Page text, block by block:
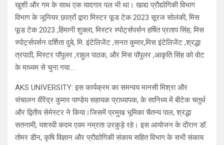
खुशी और गम के साथ एक यादगार पल भी था। खाद्य प्रौद्योगिकी विभाग
विभाग के जूनियर छात्रों द्वारा मिस्टर फूड टेक 2023 सूरज सोलंकी, मिस
फूड टेक 2023 ,हिमानी शुक्ला, मिस्टर स्पोर्ट्सपर्सन हर्षित प्रताप सिंह, मिस
स्पोर्ट्सपर्सन दर्शिता दुबे, मि. इंटेलिजेंट ,सनत कुमार,मिस इंटेलिजेंट ,श्रद्धा
त्रपाठी, मिस्टर पॉपुलर ,राहुल पाठक, और मिस पॉपुलर ,आकृति सिंह को वोट
के माध्यम से चुना गया….
AKS UNIVERSITY: इस कार्यक्रम का समन्वय मानसी मिश्रा और
संचालन वीरेंद्र कुमार पाण्डेय सहायक प्राध्यापक, के सानिध्य में बीटेक चतुर्थ
और द्वितीय सेमेस्टर ने किया।जिसमें प्रमुख भूमिका चैतन्य पाल, श्रद्धा
सतनामी, यशस्वी कदम एवम नम्रता उरकुड़े रहे। इस आयोजन के दौरान डॉ.
तोमर डीन, कृषि विज्ञान और प्रौद्योगिकी संकाय सहित विभाग के सभी संकाय